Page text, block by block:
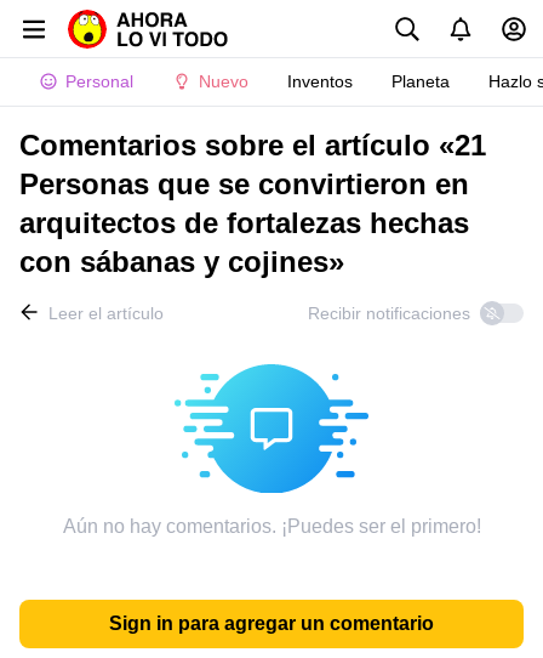
Personal Nuevo Inventos Planeta Hazlo
Comentarios sobre el artículo «21
Personas que se convirtieron en
arquitectos de fortalezas hechas
con sábanas y cojines»
Leer el artículo Recibir notificaciones
Aún no hay comentarios. ¡Puedes ser el primero!
Sign in para agregar un comentario